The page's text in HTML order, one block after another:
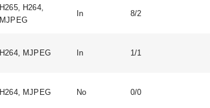
H265, H264,
MJPEG
In 8/2
H264, MJPEG In 1/1
H264, MJPEG No 0/0